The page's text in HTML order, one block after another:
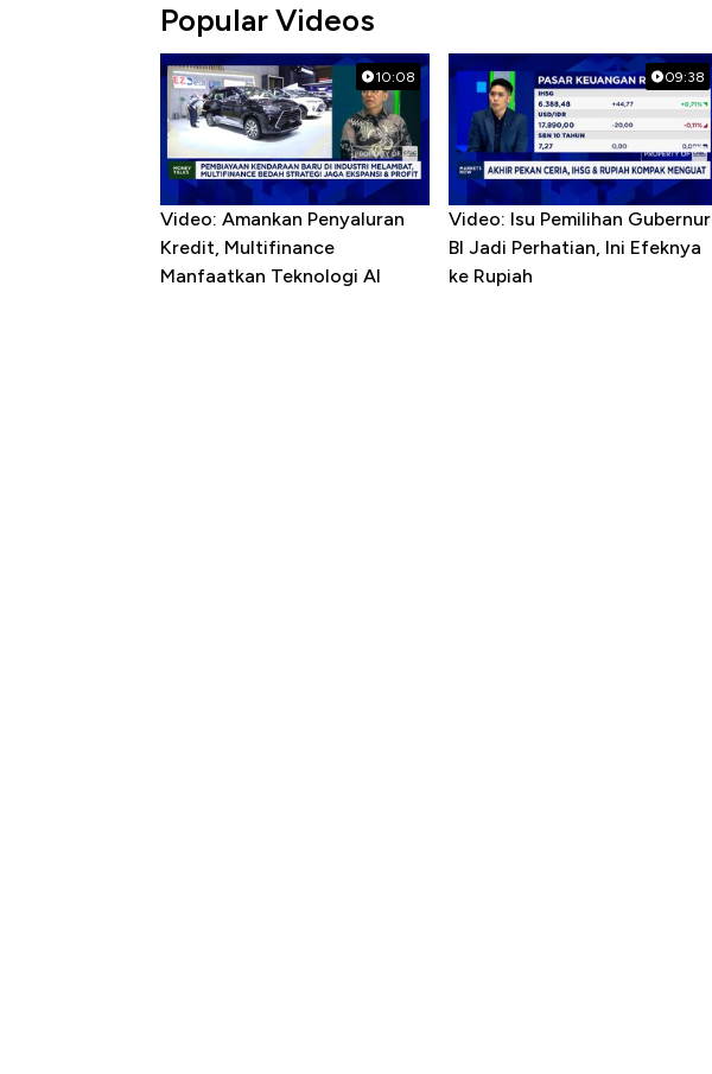
Popular Videos
10:08
Video: Amankan Penyaluran
Kredit, Multifinance
Manfaatkan Teknologi AI
09:38
Video: Isu Pemilihan Gubernur
BI Jadi Perhatian, Ini Efeknya
ke Rupiah